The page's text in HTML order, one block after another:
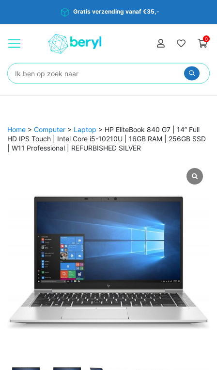
Gratis verzending vanaf €35,-
0
Zoeken:
Home > Computer > Laptop > HP EliteBook 840 G7 | 14” Full
HD IPS Touch | Intel Core i5-10210U | 16GB RAM | 256GB SSD
| W11 Professional | REFURBISHED SILVER